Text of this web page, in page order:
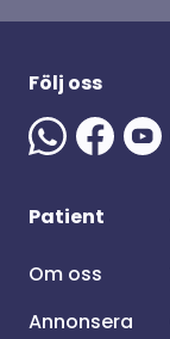
Följ oss
Patient
Om oss
Annonsera